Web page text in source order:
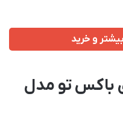
و خرید
باکس تو مدل